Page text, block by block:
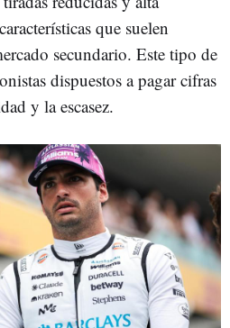
que suelen
secundario. Este tipo de
dispuestos a pagar cifras
y la escasez.